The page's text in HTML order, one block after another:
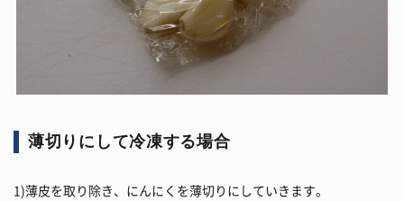
薄切りにして冷凍する場合
1)薄皮を取り除き、にんにくを薄切りにしていきます。